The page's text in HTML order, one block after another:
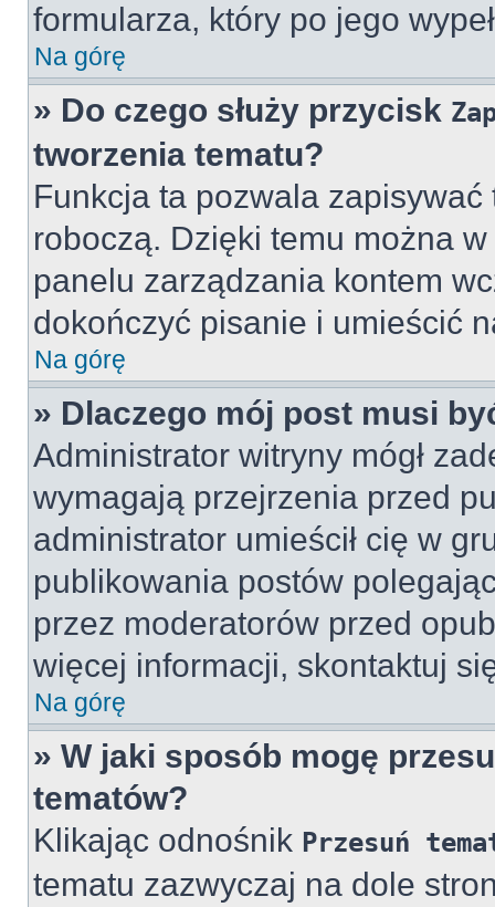
formularza, który po jego
Na górę
» Do czego służy przycisk
tworzenia tematu?
Funkcja ta pozwala
roboczą. Dzięki temu można
panelu zarządzania kontem
dokończyć pisanie i umieścić
Na górę
» Dlaczego mój post musi
Administrator witryny mógł
wymagają przejrzenia przed
administrator umieścił cię w
publikowania postów
przez moderatorów przed
więcej informacji, skontaktuj
Na górę
» W jaki sposób mogę
tematów?
Klikając odnośnik Przesuń
tematu zazwyczaj na dole